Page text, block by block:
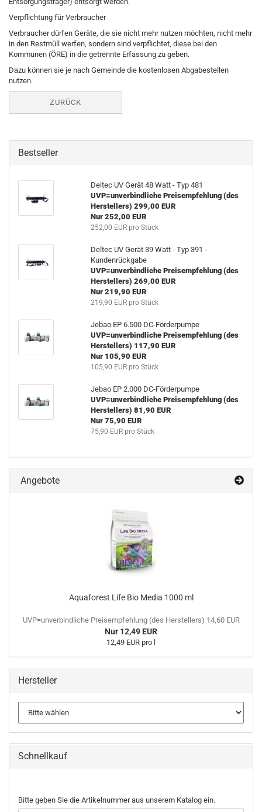
Verpflichtung für Verbraucher
Verbraucher dürfen Geräte, die sie nicht mehr nutzen möchten, nicht mehr
in den Restmüll werfen, sondern sind verpflichtet, diese bei den
Kommunen (ÖRE) in die getrennte Erfassung zu geben.
Dazu können sie je nach Gemeinde die kostenlosen Abgabestellen
nutzen.
ZURÜCK
Bestseller
Deltec UV Gerät 48 Watt - Typ 481
UVP=unverbindliche Preisempfehlung (des
Herstellers) 299,00 EUR
Nur 252,00 EUR
252,00 EUR pro Stück
Deltec UV Gerät 39 Watt - Typ 391 -
Kundenrückgabe
UVP=unverbindliche Preisempfehlung (des
Herstellers) 269,00 EUR
Nur 219,90 EUR
219,90 EUR pro Stück
Jebao EP 6.500 DC-Förderpumpe
UVP=unverbindliche Preisempfehlung (des
Herstellers) 117,90 EUR
Nur 105,90 EUR
105,90 EUR pro Stück
Jebao EP 2.000 DC-Förderpumpe
UVP=unverbindliche Preisempfehlung (des
Herstellers) 81,90 EUR
Nur 75,90 EUR
75,90 EUR pro Stück
Angebote
Aquaforest Life Bio Media 1000 ml
UVP=unverbindliche Preisempfehlung (des Herstellers) 14,60 EUR
Nur 12,49 EUR
12,49 EUR pro l
Hersteller
Schnellkauf
BITTE
GEBEN
Bitte geben Sie die Artikelnummer aus unserem Katalog ein.